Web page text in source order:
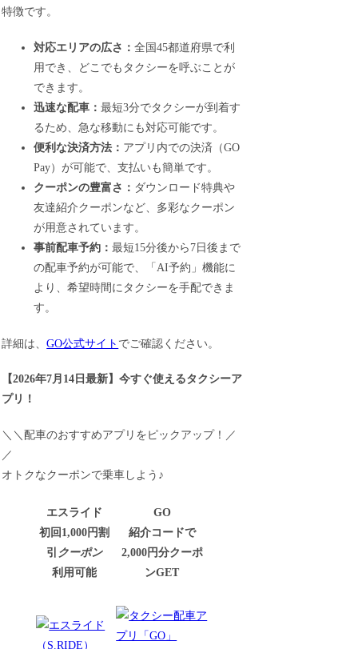
特徴です。
対応エリアの広さ：全国45都道府県で利
用でき、どこでもタクシーを呼ぶことが
できます。
迅速な配車：最短3分でタクシーが到着す
るため、急な移動にも対応可能です。
便利な決済方法： アプリ内での決済（GO
Pay）が可能で、支払いも簡単です。
クーポンの豊富さ： ダウンロード特典や
友達紹介クーポンなど、多彩なクーポン
が用意されています。
事前配車予約：最短15分後から7日後まで
の配車予約が可能で、「AI予約」機能に
より、希望時間にタクシーを手配できま
す。
詳細は、GO公式サイト でご確認ください。
【2026年7月14日最新】今すぐ使えるタクシーア
プリ！
＼＼配車のおすすめアプリをピックアップ！／
／
オトクなクーポンで乗車しよう♪
エスライド
初回1,000円割
引 クーポン
利用可能
GO
紹介コードで
2,000円分クーポ
ンGET